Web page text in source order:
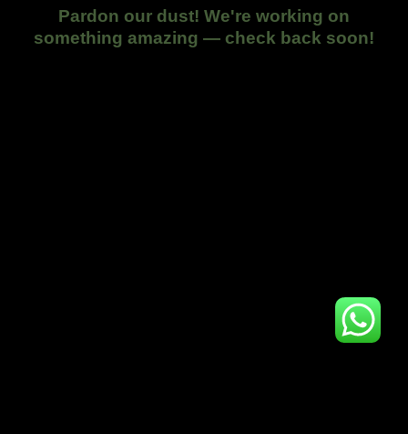
Pardon our dust! We're working on
something amazing — check back soon!